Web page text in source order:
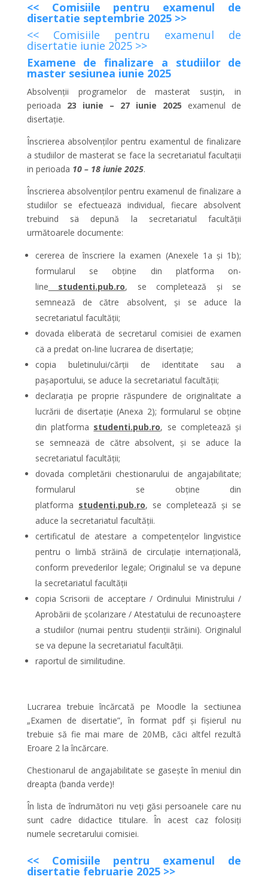
<< Comisiile pentru examenul de
disertatie septembrie 2025 >>
<< Comisiile pentru examenul de
disertatie iunie 2025 >>
Examene de finalizare a studiilor de
master sesiunea iunie 2025
Absolvenții programelor de masterat susțin, in
perioada 23 iunie – 27 iunie 2025 examenul de
disertație.
Înscrierea absolvenților pentru examentul de finalizare
a studiilor de masterat se face la secretariatul facultații
in perioada 10– 18 iunie 2025.
Înscrierea absolvenților pentru examenul de finalizare a
studiilor se efectueazä individual, fiecare absolvent
trebuind sä depună la secretariatul facultății
următoarele documente:
cererea de înscriere la examen (Anexele 1a și 1b);
formularul se obține din platforma on-
line studenti.pub.ro, se completează și se
semnează de către absolvent, și se aduce la
secretariatul facultății;
dovada eliberatä de secretarul comisiei de examen
cä a predat on-line lucrarea de disertație;
copia buletinului/cărții de identitate sau a
paşaportului, se aduce la secretariatul facultății;
declarația pe proprie răspundere de originalitate a
lucrării de disertație (Anexa 2); formularul se obține
din platforma studenti.pub.ro, se completează și
se semneazä de către absolvent, și se aduce la
secretariatul facultății;
dovada completării chestionarului de angajabilitate;
formularul se obține din
platforma studenti.pub.ro, se completează și se
aduce la secretariatul facultății.
certificatul de atestare a competențelor lingvistice
pentru o limbă străină de circulație internațională,
conform prevederilor legale; Originalul se va depune
la secretariatul facultății
copia Scrisorii de acceptare / Ordinului Ministrului /
Aprobării de școlarizare / Atestatului de recunoaștere
a studiilor (numai pentru studenții străini). Originalul
se va depune la secretariatul facultãții.
raportul de similitudine.
Lucrarea trebuie încărcată pe Moodle la sectiunea
„Examen de disertatie”, în format pdf și fișierul nu
trebuie să fie mai mare de 20MB, căci altfel rezultă
Eroare 2 la încărcare.
Chestionarul de angajabilitate se gasește în meniul din
dreapta (banda verde)!
În lista de îndrumători nu veți găsi persoanele care nu
sunt cadre didactice titulare. În acest caz folosiți
numele secretarului comisiei.
<< Comisiile pentru examenul de
disertatie februarie 2025 >>